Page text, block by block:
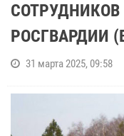
СОТРУДНИКОВ
РОСГВАРДИИ
31 марта 2025, 09:58